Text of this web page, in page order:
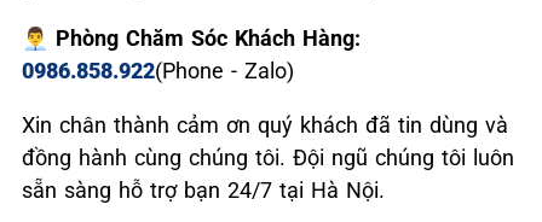
👨‍💼 Phòng Chăm Sóc Khách Hàng:
0986.858.922(Phone - Zalo)
Xin chân thành cảm ơn quý khách đã tin dùng và
đồng hành cùng chúng tôi. Đội ngũ chúng tôi luôn
sẵn sàng hỗ trợ bạn 24/7 tại Hà Nội.